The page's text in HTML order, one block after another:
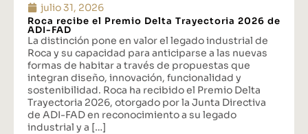
julio 31, 2026
Roca recibe el Premio Delta Trayectoria 2026 de
ADI-FAD
La distinción pone en valor el legado industrial de
Roca y su capacidad para anticiparse a las nuevas
formas de habitar a través de propuestas que
integran diseño, innovación, funcionalidad y
sostenibilidad. Roca ha recibido el Premio Delta
Trayectoria 2026, otorgado por la Junta Directiva
de ADI-FAD en reconocimiento a su legado
industrial y a […]